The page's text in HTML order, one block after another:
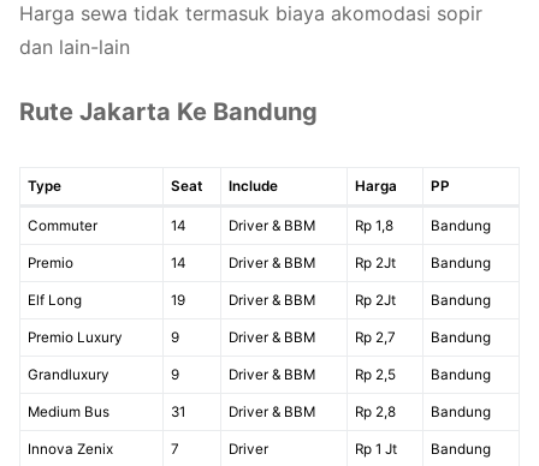
Harga sewa tidak termasuk biaya akomodasi sopir
dan lain-lain
Rute Jakarta Ke Bandung
Type Seat Include Harga PP
Commuter 14 Driver & BBM Rp 1,8 Bandung
Premio 14 Driver & BBM Rp 2Jt Bandung
Elf Long 19 Driver & BBM Rp 2Jt Bandung
Premio Luxury 9 Driver & BBM Rp 2,7 Bandung
Grandluxury 9 Driver & BBM Rp 2,5 Bandung
Medium Bus 31 Driver & BBM Rp 2,8 Bandung
Innova Zenix 7 Driver Rp 1 Jt Bandung